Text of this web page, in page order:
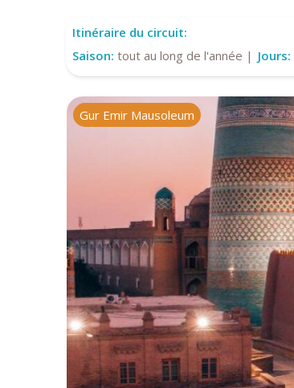
Itinéraire du circuit:
Saison: tout au long de l'année | Jours:
Gur Emir Mausoleum